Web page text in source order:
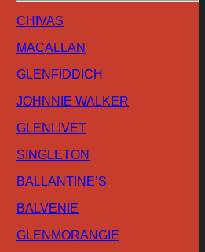
CHIVAS
MACALLAN
GLENFIDDICH
JOHNNIE WALKER
GLENLIVET
SINGLETON
BALLANTINE’S
BALVENIE
GLENMORANGIE